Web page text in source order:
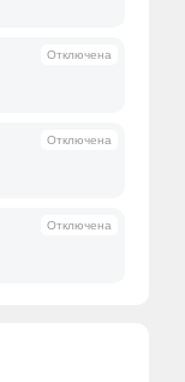
Отключена
Отключена
Отключена